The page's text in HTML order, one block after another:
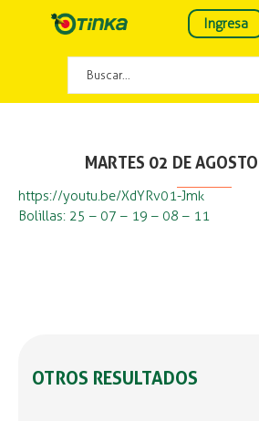
Ingresa
MARTES 02 DE
https://youtu.be/XdYRv01-Jmk
Bolillas: 25 – 07 – 19 – 08 – 11
OTROS RESULTADOS